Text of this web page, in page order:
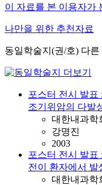
이 자료를 본 이용자가
나만을 위한 추천자료
동일학술지(권/호) 다른
포스터 전시 발표
조기위암의 다발
대한내과학
강명진
2003
포스터 전시 발표
전이 환자에서 발
대한내과학